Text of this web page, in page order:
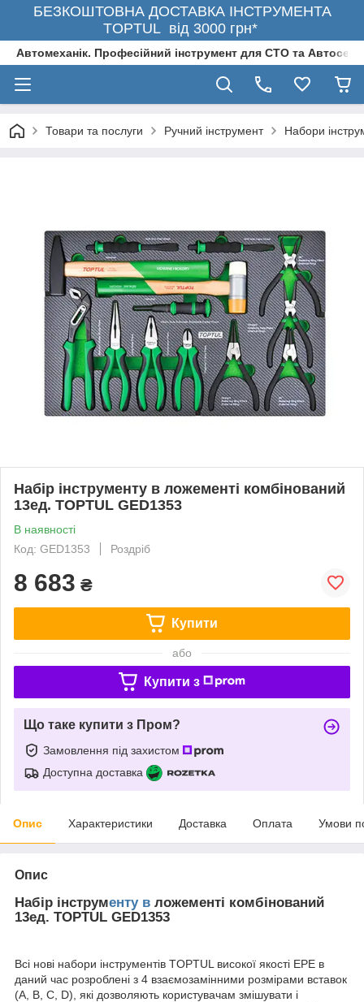
БЕЗКОШТОВНА ДОСТАВКА ІНСТРУМЕНТА
TOPTUL від 3000 грн*
Автомеханік. Професійний інструмент для СТО та
Товари та послуги Ручний інструмент Набори
Набір інструменту в ложементі комбінований
13ед. TOPTUL GED1353
В наявності
Код: GED1353
Роздріб
8 683 ₴
Купити
або
Купити з
Що таке купити з Пром?
Замовлення під захистом
Доступна доставка
Опис Характеристики Доставка Оплата Умови
Опис
Набір інструменту в ложементі комбінований
13ед. TOPTUL GED1353
Всі нові набори інструментів TOPTUL високої якості EPE в
даний час розроблені з 4 взаємозамінними розмірами вставок
(A, B, C, D), які дозволяють користувачам змішувати і